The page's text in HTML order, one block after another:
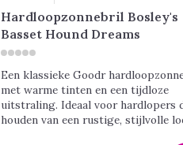
Hardloopzonnebril Bosley's
Basset Hound Dreams
Een klassieke Goodr
met warme tinten en een tijdloze
uitstraling. Ideaal voor hardlopers
houden van een rustige, stijlvolle